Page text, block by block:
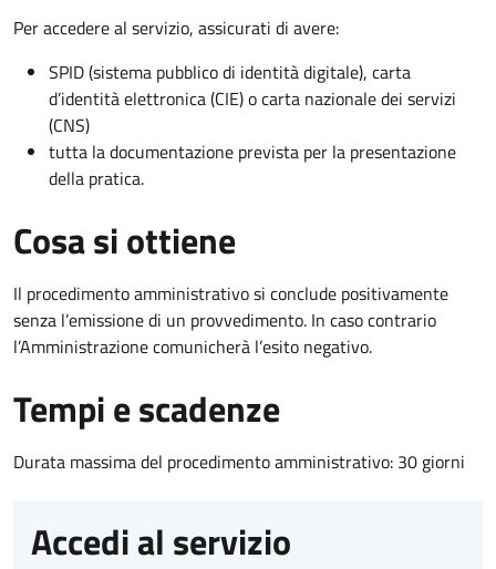
Per accedere al servizio, assicurati di avere:
SPID (sistema pubblico di identità digitale), carta
d’identità elettronica (CIE) o carta nazionale dei servizi
(CNS)
tutta la documentazione prevista per la presentazione
della pratica.
Cosa si ottiene
Il procedimento amministrativo si conclude positivamente
senza l’emissione di un provvedimento. In caso contrario
l’Amministrazione comunicherà l’esito negativo.
Tempi e scadenze
Durata massima del procedimento amministrativo: 30 giorni
Accedi al servizio